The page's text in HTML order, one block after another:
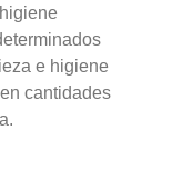
e higiene
cantidades